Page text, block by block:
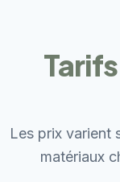
Les prix varient
matériaux